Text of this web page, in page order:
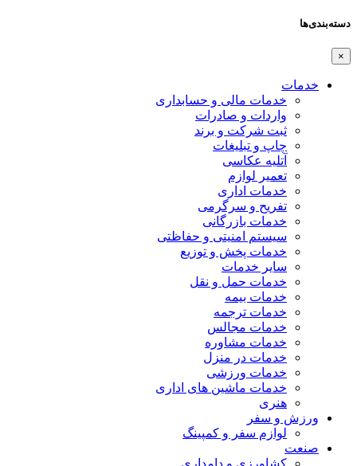
دسته‌بندی‌ها
×
خدمات
خدمات مالی و حسابداری
واردات و صادرات
ثبت شرکت و برند
چاپ و تبلیغات
آتلیه عکاسی
تعمیر لوازم
خدمات اداری
تفریح و سرگرمی
خدمات بازرگانی
سیستم امنیتی و حفاظتی
خدمات پخش و توزیع
سایر خدمات
خدمات حمل و نقل
خدمات بیمه
خدمات ترجمه
خدمات مجالس
خدمات مشاوره
خدمات در منزل
خدمات ورزشی
خدمات ماشین های اداری
هنری
ورزش و سفر
لوازم سفر و کمپینگ
صنعت